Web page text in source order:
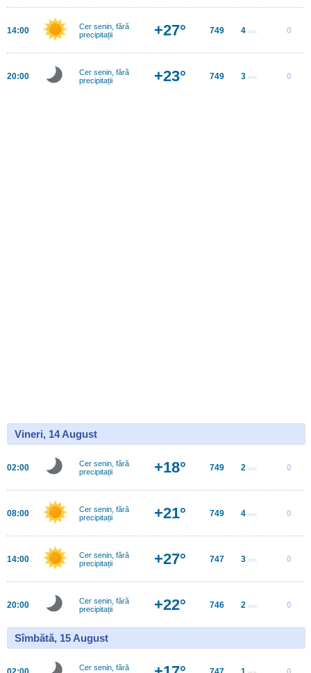
14:00
Cer senin, fără
precipitații
+27° 749 4 m/s 0
20:00
Cer senin, fără
precipitații
+23° 749 3 m/s 0
Vineri, 14 August
02:00
Cer senin, fără
precipitații
+18° 749 2 m/s 0
08:00
Cer senin, fără
precipitații
+21° 749 4 m/s 0
14:00
Cer senin, fără
precipitații
+27° 747 3 m/s 0
20:00
Cer senin, fără
precipitații
+22° 746 2 m/s 0
Sîmbătă, 15 August
Cer senin, fără